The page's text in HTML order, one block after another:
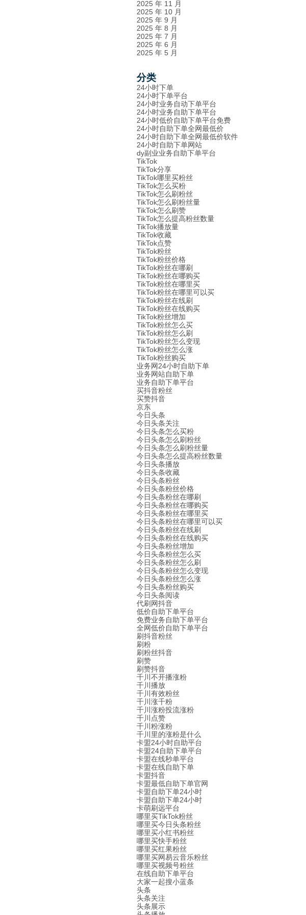
2025 年 11 月
2025 年 10 月
2025 年 9 月
2025 年 8 月
2025 年 7 月
2025 年 6 月
2025 年 5 月
分类
24小时下单
24小时下单平台
24小时业务自动下单平台
24小时业务自助下单平台
24小时低价自助下单平台免费
24小时自助下单全网最低价
24小时自助下单全网最低价软件
24小时自助下单网站
dy副业业务自助下单平台
TikTok
TikTok分享
TikTok哪里买粉丝
TikTok怎么买粉
TikTok怎么刷粉丝
TikTok怎么刷粉丝量
TikTok怎么刷赞
TikTok怎么提高粉丝数量
TikTok播放量
TikTok收藏
TikTok点赞
TikTok粉丝
TikTok粉丝价格
TikTok粉丝在哪刷
TikTok粉丝在哪购买
TikTok粉丝在哪里买
TikTok粉丝在哪里可以买
TikTok粉丝在线刷
TikTok粉丝在线购买
TikTok粉丝增加
TikTok粉丝怎么买
TikTok粉丝怎么刷
TikTok粉丝怎么变现
TikTok粉丝怎么涨
TikTok粉丝购买
业务网24小时自助下单
业务网站自助下单
业务自助下单平台
买抖音粉丝
买赞抖音
京东
今日头条
今日头条关注
今日头条怎么买粉
今日头条怎么刷粉丝
今日头条怎么刷粉丝量
今日头条怎么提高粉丝数量
今日头条播放
今日头条收藏
今日头条粉丝
今日头条粉丝价格
今日头条粉丝在哪刷
今日头条粉丝在哪购买
今日头条粉丝在哪里买
今日头条粉丝在哪里可以买
今日头条粉丝在线刷
今日头条粉丝在线购买
今日头条粉丝增加
今日头条粉丝怎么买
今日头条粉丝怎么刷
今日头条粉丝怎么变现
今日头条粉丝怎么涨
今日头条粉丝购买
今日头条阅读
代刷网抖音
低价自助下单平台
免费业务自助下单平台
全网低价自助下单平台
刷抖音粉丝
刷粉
刷粉丝抖音
刷赞
刷赞抖音
千川不开播涨粉
千川播放
千川有效粉丝
千川涨千粉
千川涨粉投流涨粉
千川点赞
千川粉涨粉
千川里的涨粉是什么
卡盟24小时自助平台
卡盟24自助下单平台
卡盟在线秒单平台
卡盟在线自助下单
卡盟抖音
卡盟最低自助下单官网
卡盟自助下单24小时
卡盟自助下单24小时
卡萌刷远平台
哪里买TikTok粉丝
哪里买今日头条粉丝
哪里买小红书粉丝
哪里买快手粉丝
哪里买红果粉丝
哪里买网易云音乐粉丝
哪里买视频号粉丝
在线自助下单平台
大家一起搜小蓝条
头条
头条关注
头条展示